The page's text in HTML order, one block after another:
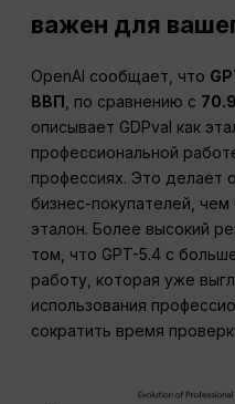
важен для
OpenAI сообщает, что
ВВП , по сравнению с
описывает GDPval как
профессиональной
профессиях. Это делает
бизнес-покупателей,
эталон. Более высокий
том, что GPT-5.4 с
работу, которая уже
использования
сократить время